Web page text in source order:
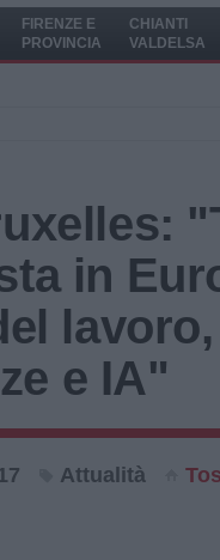
FIRENZE E
PROVINCIA
CHIANTI
VALDELSA
in
lavoro,
e IA"
Attualità